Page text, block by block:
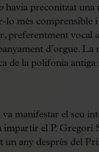
havia preconitzat una
lo més comprensible i
preferentment vocal
d’orgue. La
de la polifonia antiga
manifestar el seu
impartir el P. Gregori
un any després del